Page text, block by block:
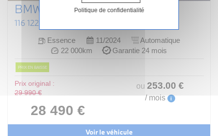
BMW SERIE 1 F70
116 122 CH DKG7 M SPORT DESIGN
Essence 11/2024
Automatique
22 000km
Garantie 24 mois
PRIX EN BAISSE
Prix original :
29 990 €
28 490 €
ou 253.00 €
/ mois i
Voir le véhicule
Politique de confidentialité